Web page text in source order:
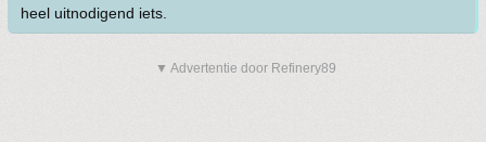
heel uitnodigend iets.
▼ Advertentie door Refinery89